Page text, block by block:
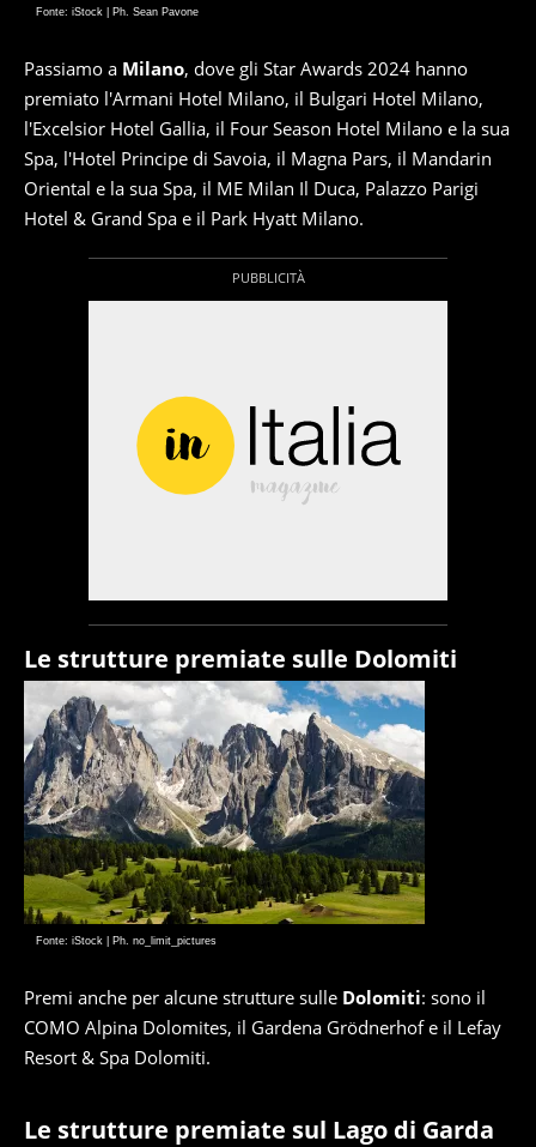
Fonte: iStock | Ph. Sean Pavone
Passiamo a Milano, dove gli Star Awards 2024 hanno
premiato l'Armani Hotel Milano, il Bulgari Hotel Milano,
l'Excelsior Hotel Gallia, il Four Season Hotel Milano e la sua
Spa, l'Hotel Principe di Savoia, il Magna Pars, il Mandarin
Oriental e la sua Spa, il ME Milan Il Duca, Palazzo Parigi
Hotel & Grand Spa e il Park Hyatt Milano.
Le strutture premiate sulle Dolomiti
Fonte: iStock | Ph. no_limit_pictures
Premi anche per alcune strutture sulle Dolomiti: sono il
COMO Alpina Dolomites, il Gardena Grödnerhof e il Lefay
Resort & Spa Dolomiti.
Le strutture premiate sul Lago di Garda